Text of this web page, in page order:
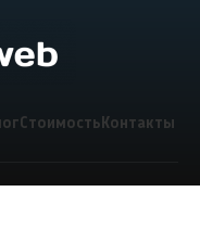
Стоимость Контакты